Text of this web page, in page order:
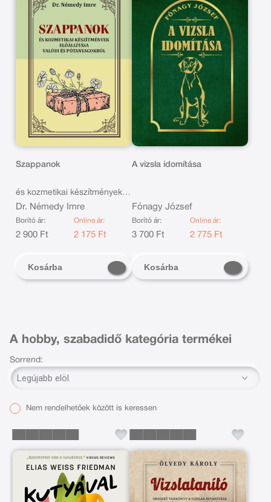
Szappanok
és kozmetikai készítmények
előállítása valódi és
pótanyagokból
Dr. Némedy Imre
Borító ár:
2 900 Ft
Online ár:
2 175 Ft
Kosárba
A vizsla idomítása
Fónagy József
Borító ár:
3 700 Ft
Online ár:
2 775 Ft
Kosárba
A hobby, szabadidő kategória termékei
Sorrend:
Nem rendelhetőek között is keressen